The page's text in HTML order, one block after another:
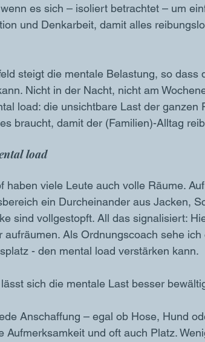
es sich – isoliert betrachtet – um
und Denkarbeit, damit alles
steigt die mentale Belastung, so dass
Nicht in der Nacht, nicht am
load: die unsichtbare Last der ganzen
braucht, damit der (Familien)-Alltag
load
haben viele Leute auch volle Räume.
ein Durcheinander aus Jacken,
sind vollgestopft. All das signalisiert:
aufräumen. Als Ordnungscoach sehe
- den mental load verstärken kann.
sich die mentale Last besser
Anschaffung – egal ob Hose, Hund
Aufmerksamkeit und oft auch Platz.